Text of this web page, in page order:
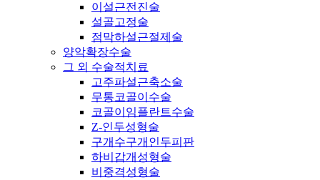
이설근전진술
설골고정술
점막하설근절제술
양악확장수술
그 외 수술적치료
고주파설근축소술
무통코골이수술
코골이임플란트수술
Z-인두성형술
구개수구개인두피판
하비갑개성형술
비중격성형술